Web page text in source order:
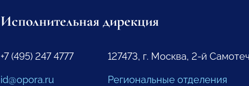
Исполнительная дирекция
+7 (495) 247 4777
id@opora.ru
127473, г. Москва, 2-й
Региональные отделения